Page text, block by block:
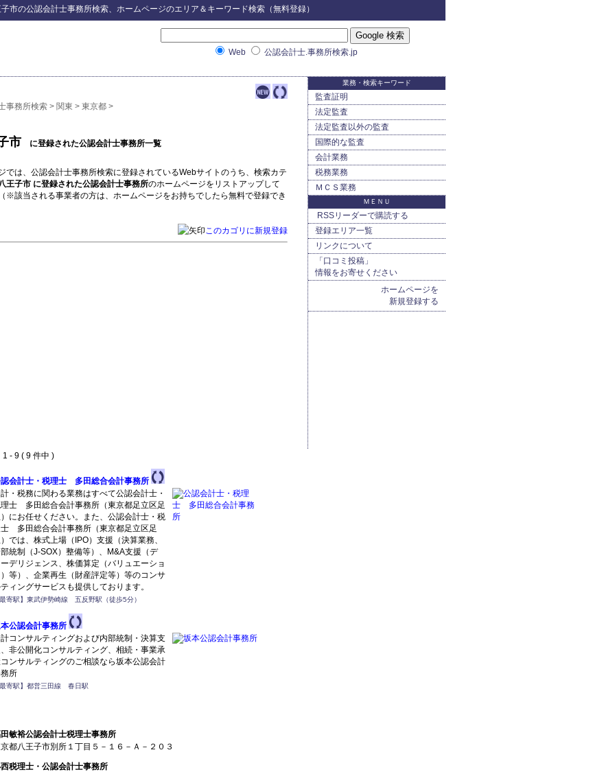
市の公認会計士事務所検索、ホームページのエリア＆キーワード検索（無料登録）
Web 公認会計士.事務所検索.jp
事務所検索 > 関東 > 東京都 >
市 に登録された公認会計士事務所一覧
では、公認会計士事務所検索に登録されているWebサイトのうち、検索カテ
王子市 に登録された公認会計士事務所のホームページをリストアップして
※該当される事業者の方は、ホームページをお持ちでしたら無料で登録でき
このカゴリに新規登録
9 ( 9 件中 )
会計士・税理士 多田総合会計事務所
・税務に関わる業務はすべて公認会計士・
士 多田総合会計事務所（東京都足立区足
にお任せください。また、公認会計士・税
多田総合会計事務所（東京都足立区足
では、株式上場（IPO）支援（決算業務、
統制（J-SOX）整備等）、M&A支援（デ
デリジェンス、株価算定（バリュエーショ
等）、企業再生（財産評定等）等のコンサ
ィングサービスも提供しております。
寄駅】東武伊勢崎線 五反野駅（徒歩5分）
公認会計事務所
コンサルティングおよび内部統制・決算支
非公開化コンサルティング、相続・事業承
ンサルティングのご相談なら坂本公認会計
所
寄駅】都営三田線 春日駅
敏裕公認会計士税理士事務所
都八王子市別所１丁目５－１６－Ａ－２０３
税理士・公認会計士事務所
業務・検索キーワード
監査証明
法定監査
法定監査以外の監査
国際的な監査
会計業務
税務業務
ＭＣＳ業務
ＭＥＮＵ
RSSリーダーで購読する
登録エリア一覧
リンクについて
「口コミ投稿」
情報をお寄せください
ホームページを
新規登録する